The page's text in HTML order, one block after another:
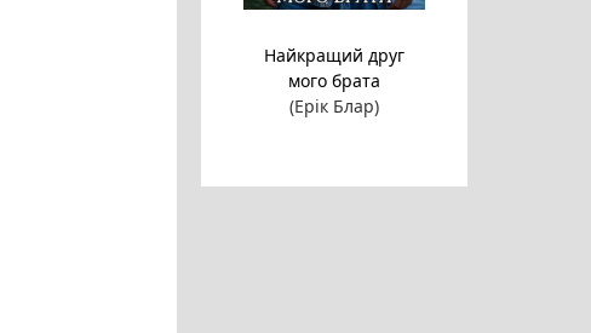
Найкращий друг
мого брата
(Ерік Блар)